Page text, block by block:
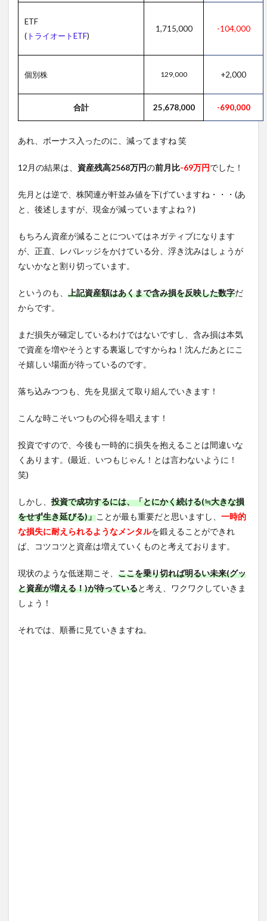
ETF
( トライオートETF)
1,715,000 -104,000
個別株 129,000 +2,000
合計 25,678,000 -690,000
あれ、ボーナス入ったのに、減ってますね 笑
12月の結果は、 資産残高2568万円の前月比-69万円でした！
先月とは逆で、株関連が軒並み値を下げていますね・・・(あ
と、後述しますが、現金が減っていますよね？)
もちろん資産が減ることについてはネガティブになります
が、正直、レバレッジをかけている分、浮き沈みはしょうが
ないかなと割り切っています。
というのも、 上記資産額はあくまで含み損を反映した数字だ
からです。
まだ損失が確定しているわけではないですし、含み損は本気
で資産を増やそうとする裏返しですからね！沈んだあとにこ
そ嬉しい場面が待っているのです。
落ち込みつつも、先を見据えて取り組んでいきます！
こんな時こそいつもの心得を唱えます！
投資ですので、今後も一時的に損失を抱えることは間違いな
くあります。(最近、いつもじゃん！とは言わないように！
笑)
しかし、 投資で成功するには、「とにかく続ける(≒大きな損
をせず生き延びる)」ことが最も重要だと思いますし、 一時的
な損失に耐えられるようなメンタルを鍛えることができれ
ば、コツコツと資産は増えていくものと考えております。
現状のような低迷期こそ、 ここを乗り切れば明るい未来(グッ
と資産が増える！)が待っていると考え、ワクワクしていきま
しょう！
それでは、順番に見ていきますね。